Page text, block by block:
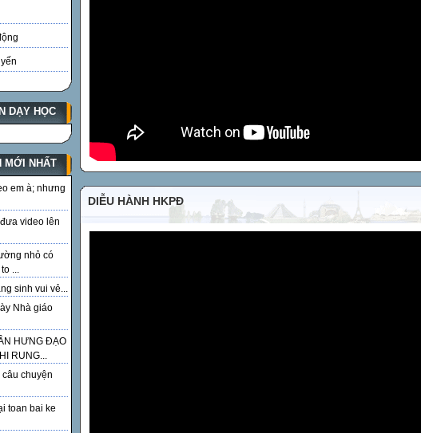
DẠY HỌC
MỚI NHẤT
em à; nhưng
video lên
nhỏ có
...
sinh vui vẻ...
Nhà giáo
HƯNG ĐẠO
RUNG...
chuyện
toan bai ke
DIỄU HÀNH HKPĐ